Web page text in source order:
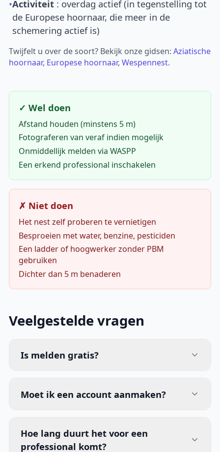
•Activiteit : overdag actief (in tegenstelling tot
de Europese hoornaar, die meer in de
schemering actief is)
Twijfelt u over de soort? Bekijk onze gidsen:Aziatische
hoornaar, Europese hoornaar,Wespennest.
✓ Wel doen
Afstand houden (minstens 5 m)
Fotograferen van veraf indien mogelijk
Onmiddellijk melden via WASPP
Een erkend professional inschakelen
✗ Niet doen
Het nest zelf proberen te vernietigen
Besproeien met water, benzine, pesticiden
Een ladder of hoogwerker zonder PBM
gebruiken
Dichter dan 5 m benaderen
Veelgestelde vragen
Is melden gratis?
Moet ik een account aanmaken?
Hoe lang duurt het voor een
professional komt?